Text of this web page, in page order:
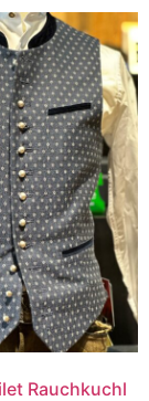
Rauchkuchl